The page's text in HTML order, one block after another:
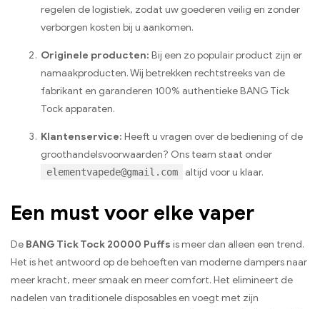
regelen de logistiek, zodat uw goederen veilig en zonder
verborgen kosten bij u aankomen.
Originele producten: Bij een zo populair product zijn er
namaakproducten. Wij betrekken rechtstreeks van de
fabrikant en garanderen 100% authentieke BANG Tick
Tock apparaten.
Klantenservice: Heeft u vragen over de bediening of de
groothandelsvoorwaarden? Ons team staat onder
elementvapede@gmail.com altijd voor u klaar.
Een must voor elke vaper
De BANG Tick Tock 20000 Puffs is meer dan alleen een trend.
Het is het antwoord op de behoeften van moderne dampers naar
meer kracht, meer smaak en meer comfort. Het elimineert de
nadelen van traditionele disposables en voegt met zijn